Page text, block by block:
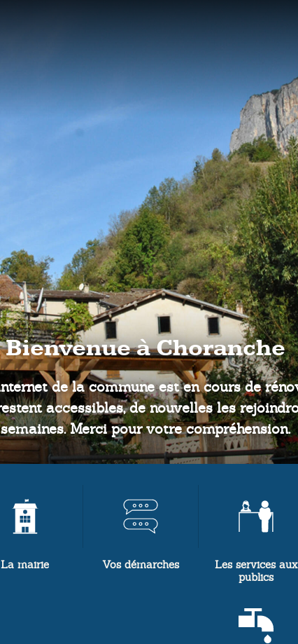
Bienvenue à Choranche
La mairie Vos démarches
Les services aux
publics